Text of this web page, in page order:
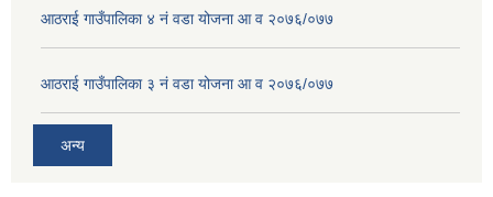
आठराई गाउँपालिका ४ नं वडा योजना आ व २०७६/०७७
आठराई गाउँपालिका ३ नं वडा योजना आ व २०७६/०७७
अन्य